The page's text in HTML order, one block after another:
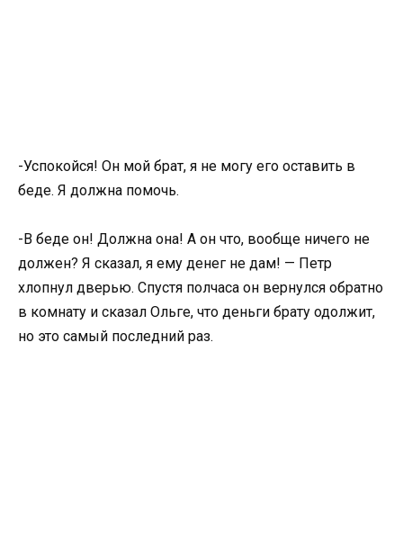
-Успокойся! Он мой брат, я не могу его оставить в
беде. Я должна помочь.
-В беде он! Должна она! А он что, вообще ничего не
должен? Я сказал, я ему денег не дам! — Петр
хлопнул дверью. Спустя полчаса он вернулся обратно
в комнату и сказал Ольге, что деньги брату одолжит,
но это самый последний раз.